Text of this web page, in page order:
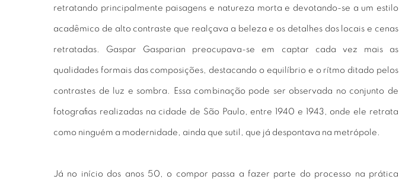
retratando principalmente paisagens e natureza morta e devotando-se a um estilo
acadêmico de alto contraste que realçava a beleza e os detalhes dos locais e cenas
retratadas. Gaspar Gasparian preocupava-se em captar cada vez mais as
qualidades formais das composições, destacando o equilíbrio e o rítmo ditado pelos
contrastes de luz e sombra. Essa combinação pode ser observada no conjunto de
fotografias realizadas na cidade de São Paulo, entre 1940 e 1943, onde ele retrata
como ninguém a modernidade, ainda que sutil, que já despontava na metrópole.
Já no início dos anos 50, o compor passa a fazer parte do processo na prática